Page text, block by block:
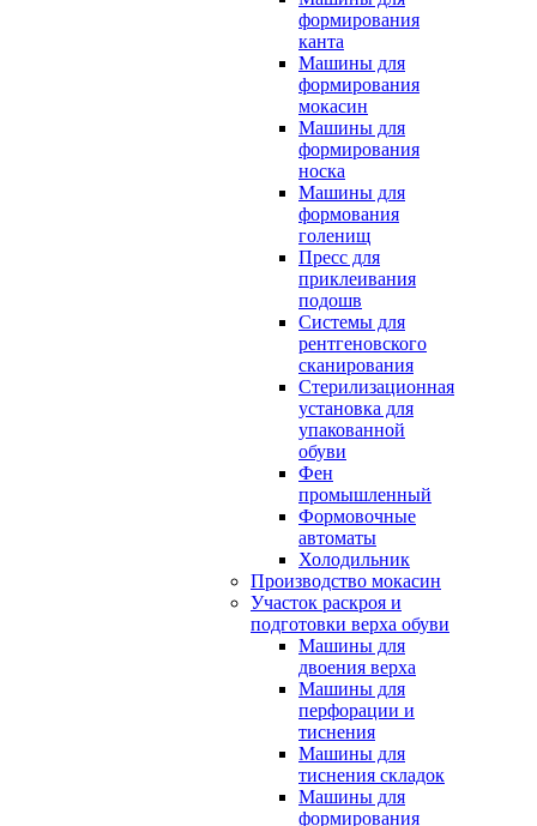
формирования
канта
Машины для
формирования
мокасин
Машины для
формирования
носка
Машины для
формования
голенищ
Пресс для
приклеивания
подошв
Системы для
рентгеновского
сканирования
Стерилизационная
установка для
упакованной
обуви
Фен
промышленный
Формовочные
автоматы
Холодильник
Производство мокасин
Участок раскроя и
подготовки верха обуви
Машины для
двоения верха
Машины для
перфорации и
тиснения
Машины для
тиснения складок
Машины для
формирования